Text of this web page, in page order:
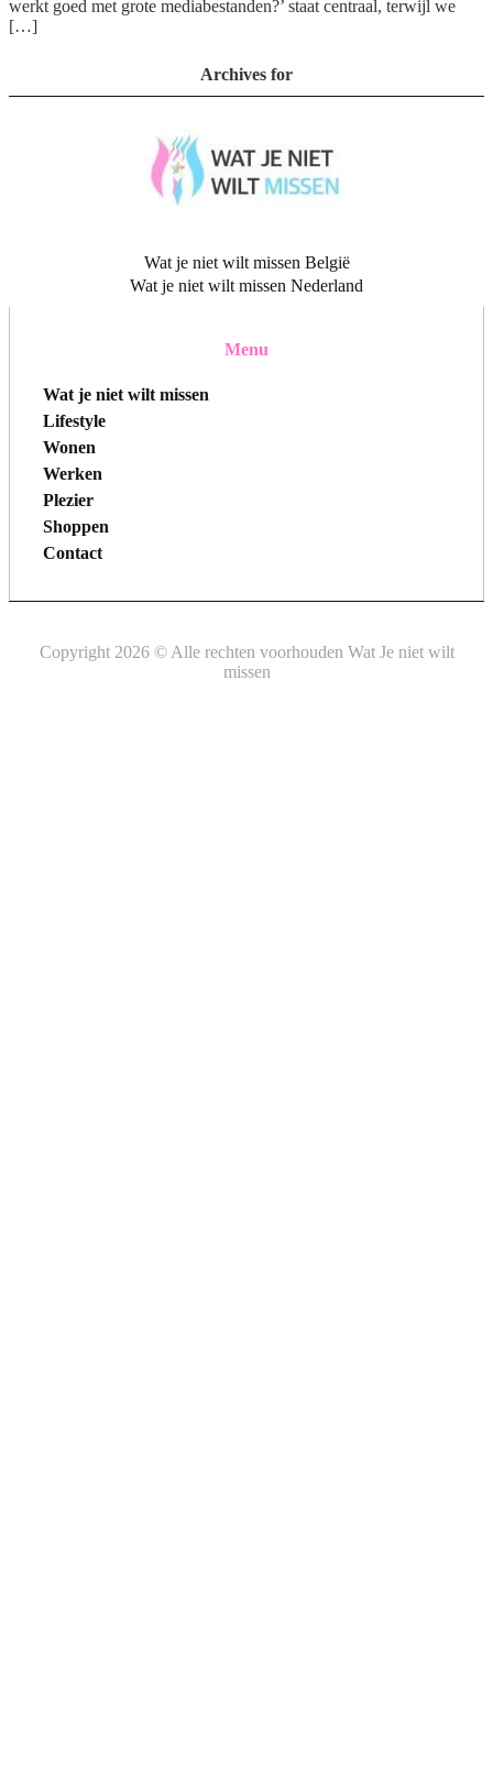
werkt goed met grote mediabestanden?’ staat centraal, terwijl we
[…]
Archives for
Wat je niet wilt missen België
Wat je niet wilt missen Nederland
Menu
Wat je niet wilt missen
Lifestyle
Wonen
Werken
Plezier
Shoppen
Contact
Copyright 2026 © Alle rechten voorhouden Wat Je niet wilt
missen